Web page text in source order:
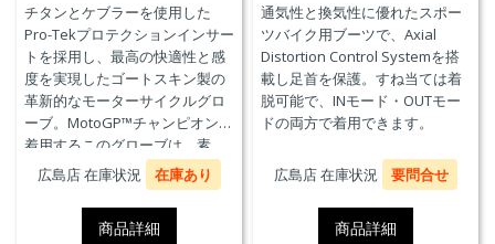
チタンとケブラーを使用した
Pro-Tekプロテクションインサー
トを採用し、最高の快適性と感
度を実現したゴートスキン製の
革新的なモーターサイクルグロ
ーブ。MotoGP™チャンピオンが
着用するこのグローブは、素
材、快適性、プロテクションに
おいて、優れたパフォーマンス
のためにダイネーゼテクノロジ
ーの真髄を表現しています。
広島店 在庫状況 在庫あり
商品詳細
通気性と換気性に優れたスポー
ツバイク用ブーツで、Axial
Distortion Control Systemを搭
載し足首を保護。すね当ては着
脱可能で、INモード・OUTモー
ドの両方で着用できます。
広島店 在庫状況 要問合せ
商品詳細